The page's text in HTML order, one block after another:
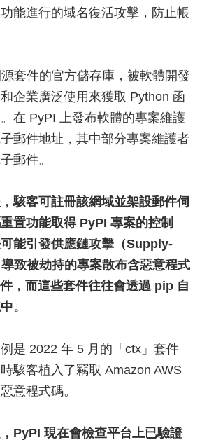
能進行的域名復活攻擊，防止帳
套件的官方儲存庫，被軟體開發
企業廣泛使用來獲取 Python 函
在 PyPI 上發布軟體的專案維護
郵件地址，其中部分專案維護者
郵件。
駭客可註冊該網域並架設郵件伺
置功能取得 PyPI 專案的控制
能引發供應鏈攻擊（Supply-
致被劫持的專案散布含惡意程式
，而這些套件往往會透過 pip 自
。
是 2022 年 5 月的「ctx」套件
駭客植入了竊取 Amazon AWS
意程式碼。
PyPI 現在會檢查平台上已驗證